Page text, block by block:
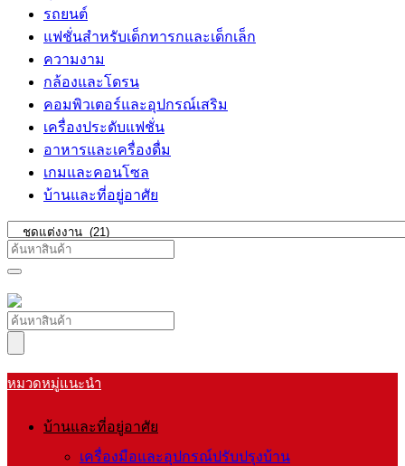
รถยนต์
แฟชั่นสำหรับเด็กทารกและเด็กเล็ก
ความงาม
กล้องและโดรน
คอมพิวเตอร์และอุปกรณ์เสริม
เครื่องประดับแฟชั่น
อาหารและเครื่องดื่ม
เกมและคอนโซล
บ้านและที่อยู่อาศัย
หมวดหมู่แนะนำ
บ้านและที่อยู่อาศัย
เครื่องมือและอุปกรณ์ปรับปรุงบ้าน